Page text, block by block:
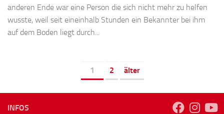
anderen Ende war eine Person die sich nicht mehr zu helfen
wusste, weil seit eineinhalb Stunden ein Bekannter bei ihm
auf dem Boden liegt durch...
1 2 älter
INFOS